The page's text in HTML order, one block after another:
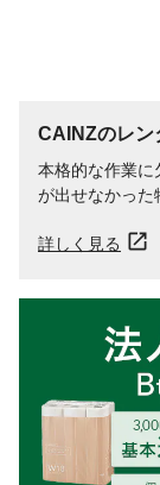
CAINZのレン
本格的な作業に
が出せなかった
詳しく見る